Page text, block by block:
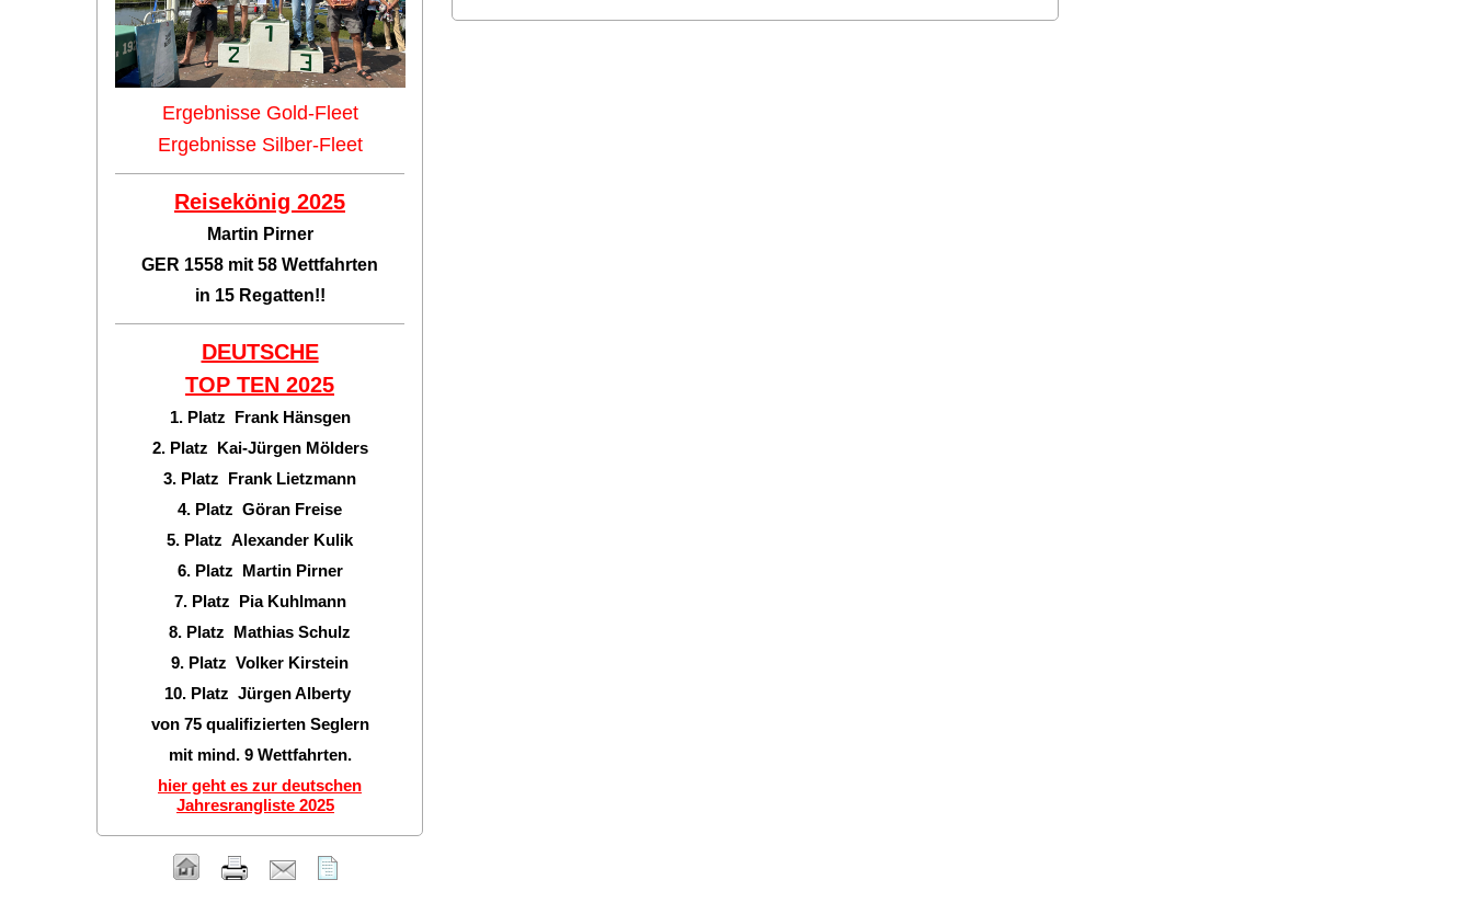
Ergebnisse Gold-Fleet
Ergebnisse Silber-Fleet
Reisekönig 2025
Martin Pirner
GER 1558 mit 58 Wettfahrten
in 15 Regatten!!
DEUTSCHE
TOP TEN 2025
1. Platz Frank Hänsgen
2. Platz Kai-Jürgen Mölders
3. Platz Frank Lietzmann
4. Platz Göran Freise
5. Platz Alexander Kulik
6. Platz Martin Pirner
7. Platz Pia Kuhlmann
8. Platz Mathias Schulz
9. Platz Volker Kirstein
10. Platz Jürgen Alberty
von 75 qualifizierten Seglern
mit mind. 9 Wettfahrten.
hier geht es zur deutschen
Jahresrangliste 2025